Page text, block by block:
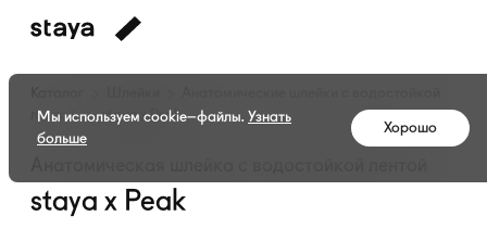
лентой
staya x Peak
staya x Peak
Мы используем cookie–файлы. Узнать
больше
Хорошо